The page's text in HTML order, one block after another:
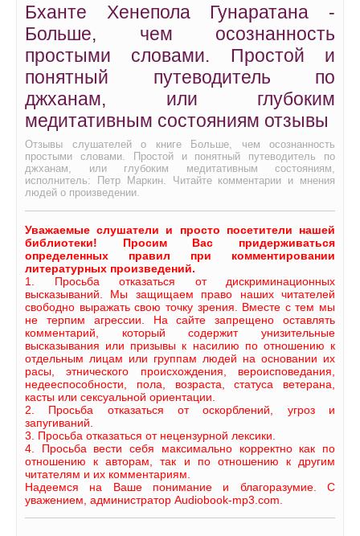
Бханте Хенепола Гунаратана -
Больше, чем осознанность
простыми словами. Простой и
понятный путеводитель по
джханам, или глубоким
медитативным состояниям отзывы
Отзывы слушателей о книге Больше, чем осознанность
простыми словами. Простой и понятный путеводитель по
джханам, или глубоким медитативным состояниям,
исполнитель: Петр Маркин. Читайте комментарии и мнения
людей о произведении.
Уважаемые слушатели и просто посетители нашей
библиотеки! Просим Вас придерживаться
определенных правил при комментировании
литературных произведений.
1. Просьба отказаться от дискриминационных
высказываний. Мы защищаем право наших читателей
свободно выражать свою точку зрения. Вместе с тем мы
не терпим агрессии. На сайте запрещено оставлять
комментарий, который содержит унизительные
высказывания или призывы к насилию по отношению к
отдельным лицам или группам людей на основании их
расы, этнического происхождения, вероисповедания,
недееспособности, пола, возраста, статуса ветерана,
касты или сексуальной ориентации.
2. Просьба отказаться от оскорблений, угроз и
запугиваний.
3. Просьба отказаться от нецензурной лексики.
4. Просьба вести себя максимально корректно как по
отношению к авторам, так и по отношению к другим
читателям и их комментариям.
Надеемся на Ваше понимание и благоразумие. С
уважением, администратор Audiobook-mp3.com.